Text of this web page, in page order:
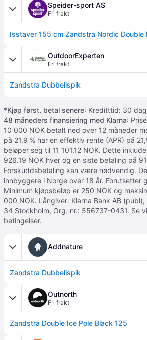
Speider-sport AS
Fri frakt
OutdoorExperten
Fri frakt
Zandstra Dubbelispik
*Kjøp først, betal senere: Kreditttid: 30
48 måneders finansiering med Klarna:
10 000 NOK betalt ned over 12 måneder
på 21.9 % har en effektiv rente (APR) på
beløper seg til 11 101.12 NOK. Dette
926.19 NOK hver og en siste betaling på
Forskuddsbetaling kan være nødvendig.
innbyggere i Norge over 18 år. Forutsetter
Minimum kjøpsbeløp er 250 NOK og
000 NOK. Långiver: Klarna Bank AB (publ),
34 Stockholm, Org. nr.: 556737-0431. Se
betingelser.
Addnature
Zandstra Dubbelispik
Outnorth
Fri frakt
Zandstra Double Ice Pole Black 125